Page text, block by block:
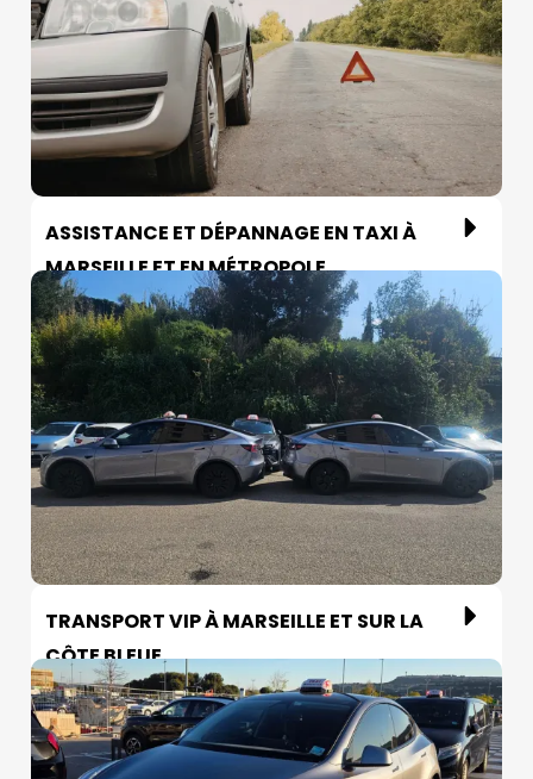
ASSISTANCE ET DÉPANNAGE EN TAXI À
MARSEILLE ET EN MÉTROPOLE
TRANSPORT VIP À MARSEILLE ET SUR LA
CÔTE BLEUE